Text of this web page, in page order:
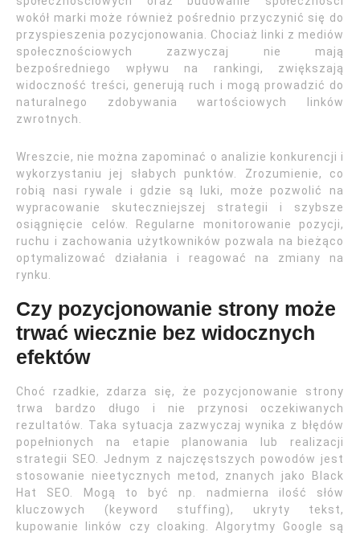
wokół marki może również pośrednio przyczynić się do
przyspieszenia pozycjonowania. Chociaż linki z mediów
społecznościowych zazwyczaj nie mają
bezpośredniego wpływu na rankingi, zwiększają
widoczność treści, generują ruch i mogą prowadzić do
naturalnego zdobywania wartościowych linków
zwrotnych.
Wreszcie, nie można zapominać o analizie konkurencji i
wykorzystaniu jej słabych punktów. Zrozumienie, co
robią nasi rywale i gdzie są luki, może pozwolić na
wypracowanie skuteczniejszej strategii i szybsze
osiągnięcie celów. Regularne monitorowanie pozycji,
ruchu i zachowania użytkowników pozwala na bieżąco
optymalizować działania i reagować na zmiany na
rynku.
Czy pozycjonowanie strony może
trwać wiecznie bez widocznych
efektów
Choć rzadkie, zdarza się, że pozycjonowanie strony
trwa bardzo długo i nie przynosi oczekiwanych
rezultatów. Taka sytuacja zazwyczaj wynika z błędów
popełnionych na etapie planowania lub realizacji
strategii SEO. Jednym z najczęstszych powodów jest
stosowanie nieetycznych metod, znanych jako Black
Hat SEO. Mogą to być np. nadmierna ilość słów
kluczowych (keyword stuffing), ukryty tekst,
kupowanie linków czy cloaking. Algorytmy Google są